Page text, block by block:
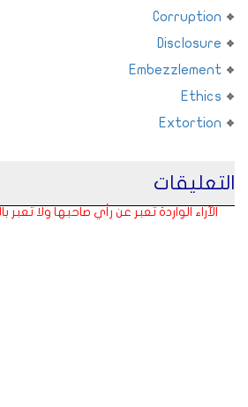
Corruption
Disclosure
Embezzlement
Ethics
Extortion
التعليقات
الآراء الواردة تعبر عن رأي صاحبها ولا